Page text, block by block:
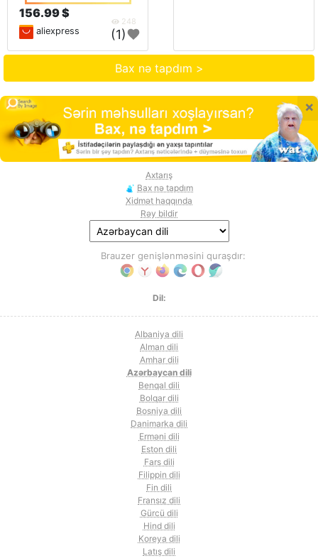
156.99 $
248
aliexpress (1)
Bax nə tapdım >
×
Axtarış
Bax nə tapdım
Xidmət haqqında
Rəy bildir
Brauzer genişlənməsini quraşdır:
Dil:
Albaniya dili
Alman dili
Amhar dili
Azərbaycan dili
Benqal dili
Bolqar dili
Bosniya dili
Danimarka dili
Erməni dili
Eston dili
Fars dili
Filippin dili
Fin dili
Fransız dili
Gürcü dili
Hind dili
Koreya dili
Latış dili